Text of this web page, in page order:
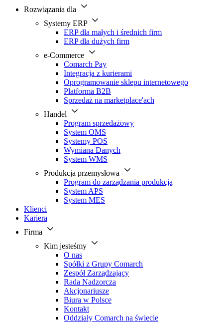
Rozwiązania dla
Systemy ERP
ERP dla małych i średnich firm
ERP dla dużych firm
e-Commerce
Comarch Pay
Integracja z kurierami
Oprogramowanie sklepu internetowego
Platforma B2B
Sprzedaż na marketplace'ach
Handel
Program sprzedażowy
System OMS
Systemy POS
Wymiana Danych
System WMS
Produkcja przemysłowa
Program do zarządzania produkcją
System APS
System MES
Klienci
Kariera
Firma
Kim jesteśmy
O nas
Spółki z Grupy Comarch
Zespół Zarządzający
Rada Nadzorcza
Akcjonariusze
Biura w Polsce
Kontakt
Oddziały Comarch na świecie